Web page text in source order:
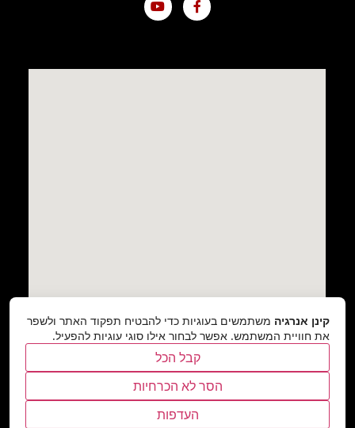
קינן אנרגיה משתמשים בעוגיות כדי להבטיח תפקוד האתר ולשפר
את חוויית המשתמש. אפשר לבחור אילו סוגי עוגיות להפעיל.
קבל הכל
הסר לא הכרחיות
העדפות